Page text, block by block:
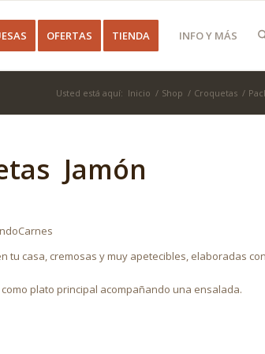
OFERTAS TIENDA INFO Y MÁS
Usted está aquí: Inicio / Shop / Croquetas /
Jamón
tu casa, cremosas y muy apetecibles, elaboradas
plato principal acompañando una ensalada.